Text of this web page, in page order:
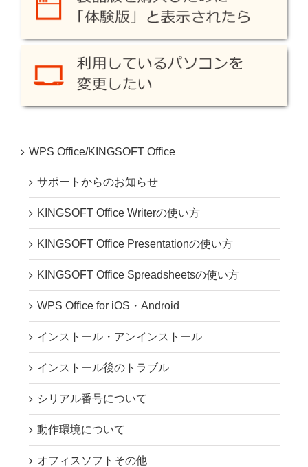
WPS Office/KINGSOFT Office
サポートからのお知らせ
KINGSOFT Office Writerの使い方
KINGSOFT Office Presentationの使い方
KINGSOFT Office Spreadsheetsの使い方
WPS Office for iOS・Android
インストール・アンインストール
インストール後のトラブル
シリアル番号について
動作環境について
オフィスソフトその他